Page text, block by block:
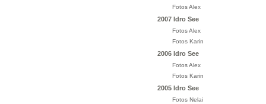
Fotos Alex
2007 Idro See
Fotos Alex
Fotos Karin
2006 Idro See
Fotos Alex
Fotos Karin
2005 Idro See
Fotos Nelai